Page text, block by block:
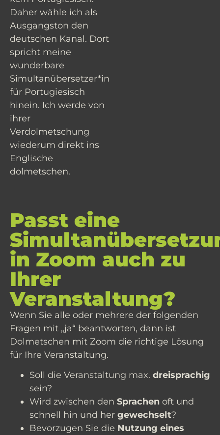
Daher wähle ich als
Ausgangston den
deutschen Kanal. Dort
spricht meine
wunderbare
Simultanübersetzer*in
für Portugiesisch
hinein. Ich werde von
ihrer
Verdolmetschung
wiederum direkt ins
Englische
dolmetschen.
Passt eine
in Zoom auch zu
Ihrer
Veranstaltung?
Wenn Sie alle oder mehrere der folgenden
Fragen mit „ja“ beantworten, dann ist
Dolmetschen mit Zoom die richtige Lösung
für Ihre Veranstaltung.
Soll die Veranstaltung max. dreisprachig
sein?
Wird zwischen den Sprachen oft und
schnell hin und her gewechselt?
Bevorzugen Sie die Nutzung eines